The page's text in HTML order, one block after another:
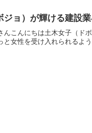
ジョ）が輝ける建設
んこんにちは土木女子（ド
と女性を受け入れられるよ